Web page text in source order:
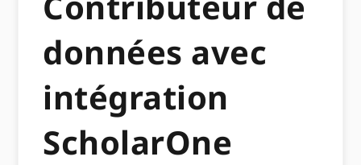
données avec
intégration
ScholarOne